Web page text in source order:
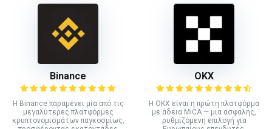
Binance
Η Binance παραμένει μία από τις
μεγαλύτερες πλατφόρμες
κρυπτονομισμάτων παγκοσμίως,
ΟΚΧ
Η OKX είναι η πρώτη πλατφόρμα
με άδεια MiCA — μια ασφαλής,
ρυθμιζόμενη επιλογή για